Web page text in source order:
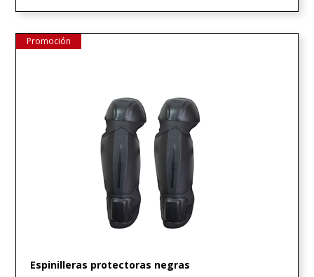
Promoción
Espinilleras protectoras negras